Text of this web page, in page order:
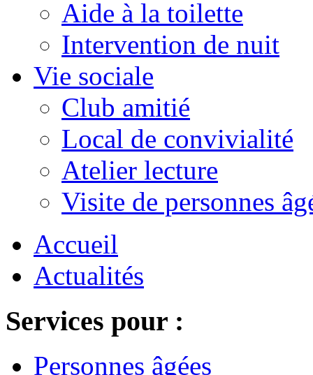
Aide à la toilette
Intervention de nuit
Vie sociale
Club amitié
Local de convivialité
Atelier lecture
Visite de personnes
Accueil
Actualités
Services pour :
Personnes âgées